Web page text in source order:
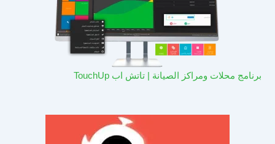
برنامج محلات ومراكز الصيانة | تاتش اب TouchUp